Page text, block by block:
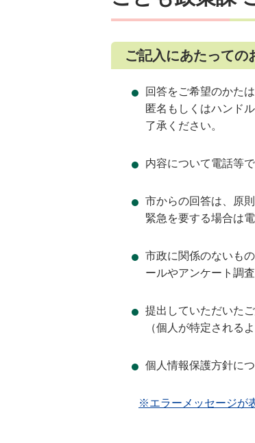
ご記入にあたっての
回答をご希望のかた
匿名もしくはハンド
了承ください。
内容について電話等
市からの回答は、原
緊急を要する場合は
市政に関係のないも
ールやアンケート調
提出していただいた
（個人が特定される
個人情報保護方針に
※エラーメッセージが